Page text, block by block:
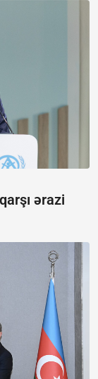
ərazi